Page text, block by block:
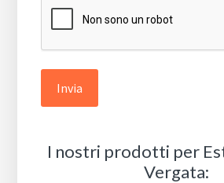
I nostri prodotti per
Vergata: